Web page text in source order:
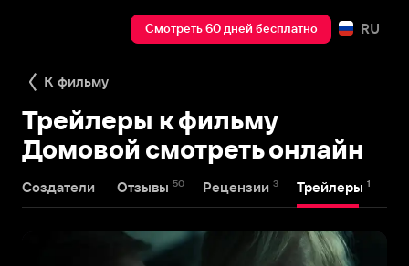
Смотреть 60 дней бесплатно RU
К фильму
Трейлеры к фильму
Домовой смотреть онлайн
Создатели Отзывы 50 Рецензии 3 Трейлеры 1